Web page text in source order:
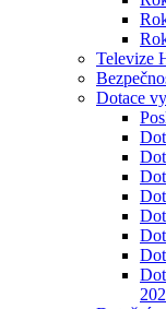
Televize
Dotace